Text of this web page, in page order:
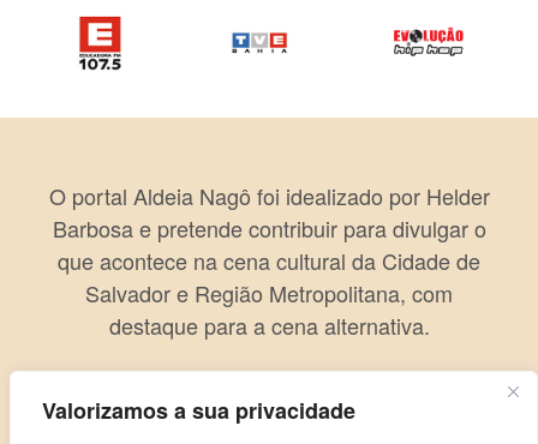
Valorizamos a sua privacidade
O portal Aldeia Nagô foi idealizado por Helder
Barbosa e pretende contribuir para divulgar o
que acontece na cena cultural da Cidade de
Salvador e Região Metropolitana, com
destaque para a cena alternativa.